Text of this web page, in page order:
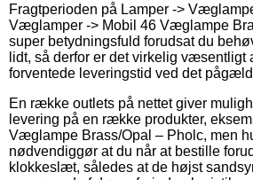
Fragtperioden på Lamper ->
Væglamper -> Mobil 46 Væglampe
super betydningsfuld forudsat du
lidt, så derfor er det virkelig væsentligt
forventede leveringstid ved det
En række outlets på nettet giver
levering på en række produkter,
Væglampe Brass/Opal – Pholc, men
nødvendiggør at du når at bestille
klokkeslæt, således at de højst